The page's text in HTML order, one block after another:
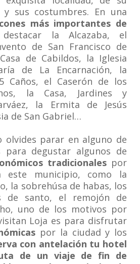
sus costumbres. En una
más importantes de
destacar la Alcazaba, el
de San Francisco de
de Cabildos, la Iglesia
de La Encarnación, la
Caños, el Caserón de los
la Casa, Jardines y
la Ermita de Jesús
de San Gabriel…
olvides parar en alguno de
para degustar algunos de
tradicionales por
este municipio, como la
la sobrehúsa de habas, los
de santo, el remojón de
uno de los motivos por
Loja es para disfrutar
por la ciudad y los
con antelación tu hotel
de un viaje de fin de